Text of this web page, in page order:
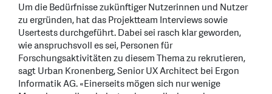
Um die Bedürfnisse zukünftiger Nutzerinnen und Nutzer
zu ergründen, hat das Projektteam Interviews sowie
Usertests durchgeführt. Dabei sei rasch klar geworden,
wie anspruchsvoll es sei, Personen für
Forschungsaktivitäten zu diesem Thema zu rekrutieren,
sagt Urban Kronenberg, Senior UX Architect bei Ergon
Informatik AG. «Einerseits mögen sich nur wenige